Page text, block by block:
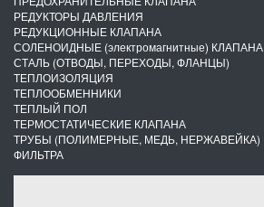
РЕДУКТОРЫ ДАВЛЕНИЯ
РЕДУКЦИОННЫЕ КЛАПАНА
СОЛЕНОИДНЫЕ (электромагнитные) КЛАПАНА
СТАЛЬ (ОТВОДЫ, ПЕРЕХОДЫ, ФЛАНЦЫ)
ТЕПЛОИЗОЛЯЦИЯ
ТЕПЛООБМЕННИКИ
ТЕПЛЫЙ ПОЛ
ТЕРМОСТАТИЧЕСКИЕ КЛАПАНА
ТРУБЫ (ПОЛИМЕРНЫЕ, МЕДЬ, НЕРЖАВЕЙКА)
ФИЛЬТРА